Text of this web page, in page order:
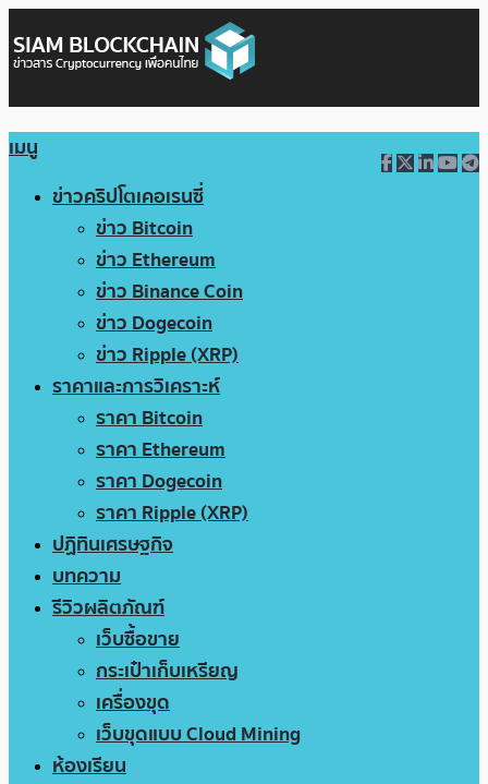
เมนู
ข่าวคริปโตเคอเรนซี่
ข่าว Bitcoin
ข่าว Ethereum
ข่าว Binance Coin
ข่าว Dogecoin
ข่าว Ripple (XRP)
ราคาและการวิเคราะห์
ราคา Bitcoin
ราคา Ethereum
ราคา Dogecoin
ราคา Ripple (XRP)
ปฏิทินเศรษฐกิจ
บทความ
รีวิวผลิตภัณฑ์
เว็บซื้อขาย
กระเป๋าเก็บเหรียญ
เครื่องขุด
เว็บขุดแบบ Cloud Mining
ห้องเรียน